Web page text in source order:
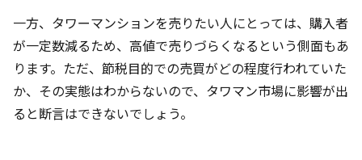
一方、タワーマンションを売りたい人にとっては、購入者
が一定数減るため、高値で売りづらくなるという側面もあ
ります。ただ、節税目的での売買がどの程度行われていた
か、その実態はわからないので、タワマン市場に影響が出
ると断言はできないでしょう。